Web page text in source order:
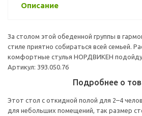
Описание
За столом этой обеденной группы в
стиле приятно собираться всей семьей.
комфортные стулья НОРДВИКЕН
Артикул: 393.050.76
Подробнее о
Этот стол с откидной полой для 2–4
для небольших помещений, так размер